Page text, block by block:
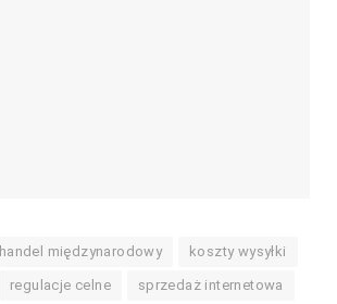
handel międzynarodowy koszty wysyłki
regulacje celne sprzedaż internetowa